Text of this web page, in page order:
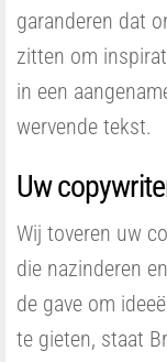
garanderen dat
zitten om
in een
wervende tekst.
Uw
Wij toveren uw
die nazinderen
de gave om
te gieten, staat